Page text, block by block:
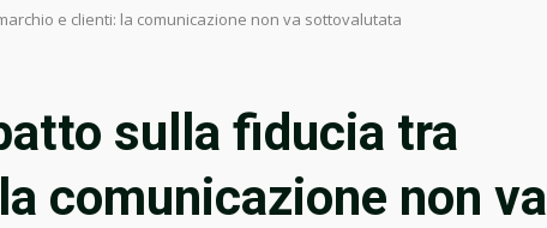
e clienti: la comunicazione non va sottovalutata
sulla fiducia tra
comunicazione non va